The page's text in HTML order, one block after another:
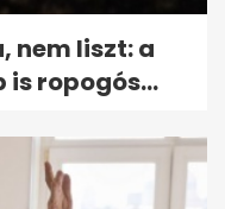
nem liszt: a
ropogós...